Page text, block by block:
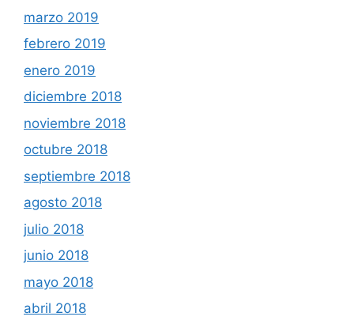
marzo 2019
febrero 2019
enero 2019
diciembre 2018
noviembre 2018
octubre 2018
septiembre 2018
agosto 2018
julio 2018
junio 2018
mayo 2018
abril 2018